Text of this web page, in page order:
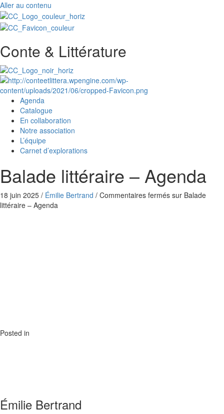
Aller au contenu
Conte & Littérature
Agenda
Catalogue
En collaboration
Notre association
L’équipe
Carnet d’explorations
Balade littéraire – Agenda
18 juin 2025 / Émilie Bertrand / Commentaires fermés sur Balade
littéraire – Agenda
Posted in
Émilie Bertrand